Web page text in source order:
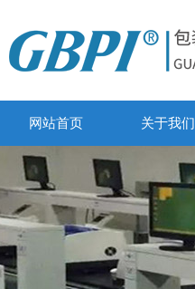
网站首页 关于我们